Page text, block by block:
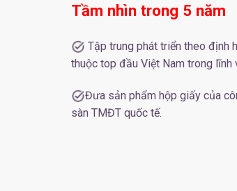
Tầm nhìn trong 5 năm
Tập trung phát triển theo định
thuộc top đầu Việt Nam trong lĩnh
Đưa sản phẩm hộp giấy của
sàn TMĐT quốc tế.